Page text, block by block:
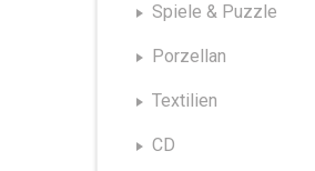
Spiele & Puzzle
Porzellan
Textilien
CD